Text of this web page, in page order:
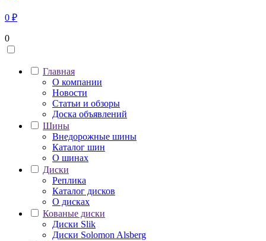
0 ₽
0
Главная
О компании
Новости
Статьи и обзоры
Доска объявлений
Шины
Внедорожные шины
Каталог шин
О шинах
Диски
Реплика
Каталог дисков
О дисках
Кованые диски
Диски Slik
Диски Solomon Alsberg